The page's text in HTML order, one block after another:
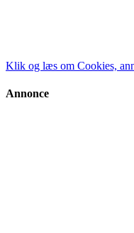
Klik og læs om Cookies,
Annonce